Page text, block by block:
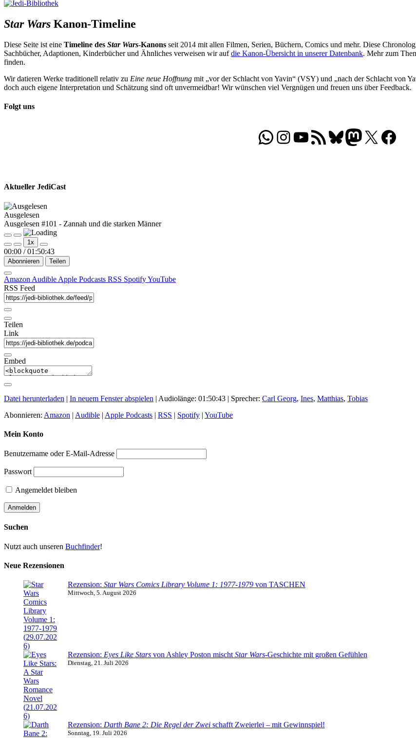
Star Wars Kanon-Timeline
Diese Seite ist eine Timeline des Star Wars-Kanons seit 2014 mit allen Filmen, Serien, Büchern, Comics und mehr. Diese
Sachbücher, Adaptionen, Kinderbücher und Ähnliches verweisen wir aufdie Kanon-Übersicht in unserer Datenbank. Mehr zum
finden.
Wir datieren Werke traditionell relativ zu Eine neue Hoffnung mit „vor der Schlacht von Yavin“ (VSY) und „nach der Schlacht von
doch auch eigene Interpretation und Schätzung sind oft unvermeidbar! Wir wünschen viel Vergnügen und freuen uns über Feedback.
Folgt uns
WhatsApp
Folgt uns auf Instagram
Besucht unseren YouTube-Kanal
RSS-FeedBluesky
Folgt uns auf Mastodon
X Folgt uns
Aktueller JediCast
Ausgelesen
Ausgelesen #101 - Zannah und die starken Männer
Play
Episode
Pause
Episode
1x
00:00 / 01:50:43
Abonnieren Teilen
Amazon Audible Apple Podcasts RSS SpotifyYouTube
RSS Feed
Teilen
Link
Embed
Datei herunterladen | In neuem Fenster abspielen | Audiolänge: 01:50:43 | Sprecher: Carl Georg, Ines, Matthias, Tobias
Abonnieren: Amazon | Audible | Apple Podcasts | RSS | Spotify | YouTube
Mein Konto
Benutzername oder E-Mail-Adresse
Passwort
Angemeldet bleiben
Suchen
Nutzt auch unseren Buchfinder!
Neue Rezensionen
Rezension: Star Wars Comics Library Volume 1: 1977-1979 von TASCHEN
Mittwoch, 5. August 2026
Rezension: Eyes Like Stars von Ashley Poston mischt Star Wars-Geschichte mit großen Gefühlen
Dienstag, 21. Juli 2026
Rezension: Darth Bane 2: Die Regel der Zwei schafft Zweierlei – mit Gewinnspiel!
Sonntag, 19. Juli 2026